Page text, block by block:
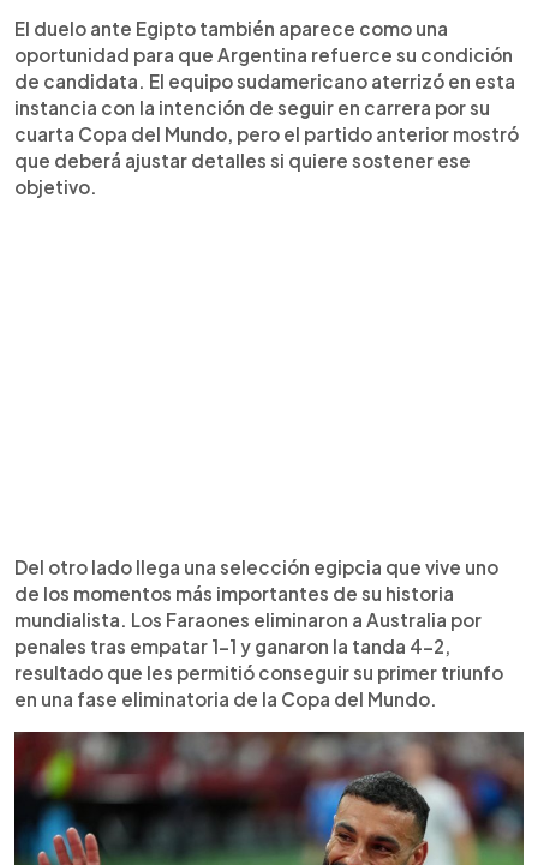
El duelo ante Egipto también aparece como una
oportunidad para que Argentina refuerce su condición
de candidata. El equipo sudamericano aterrizó en esta
instancia con la intención de seguir en carrera por su
cuarta Copa del Mundo, pero el partido anterior mostró
que deberá ajustar detalles si quiere sostener ese
objetivo.
Del otro lado llega una selección egipcia que vive uno
de los momentos más importantes de su historia
mundialista. Los Faraones eliminaron a Australia por
penales tras empatar 1-1 y ganaron la tanda 4-2,
resultado que les permitió conseguir su primer triunfo
en una fase eliminatoria de la Copa del Mundo.